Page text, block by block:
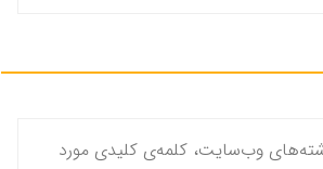
وب‌سایت، کلمه‌ی کلیدی مورد